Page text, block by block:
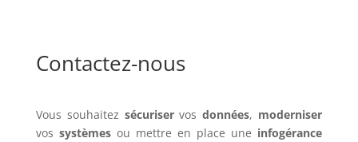
Contactez-nous
Vous souhaitez sécuriservosdonnées, moderniser
vos systèmesou mettre en place une infogérance